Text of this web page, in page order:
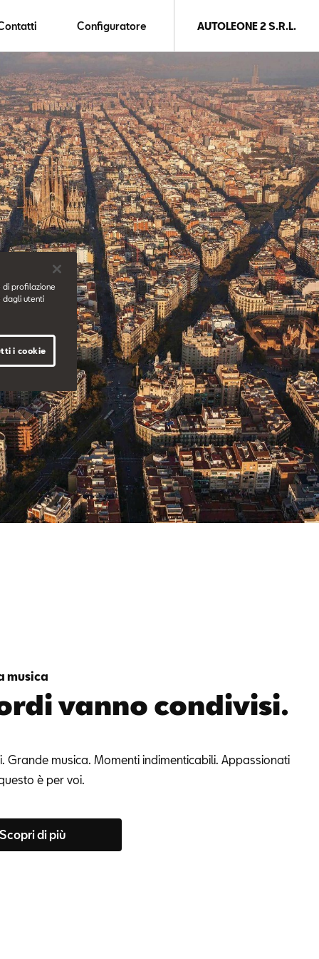
Configuratore AUTOLEONE 2 S.R.L.
musica
vanno condivisi.
Grande musica. Momenti indimenticabili. Appassionati
è per voi.
Scopri di più
di profilazione
dagli utenti
i cookie